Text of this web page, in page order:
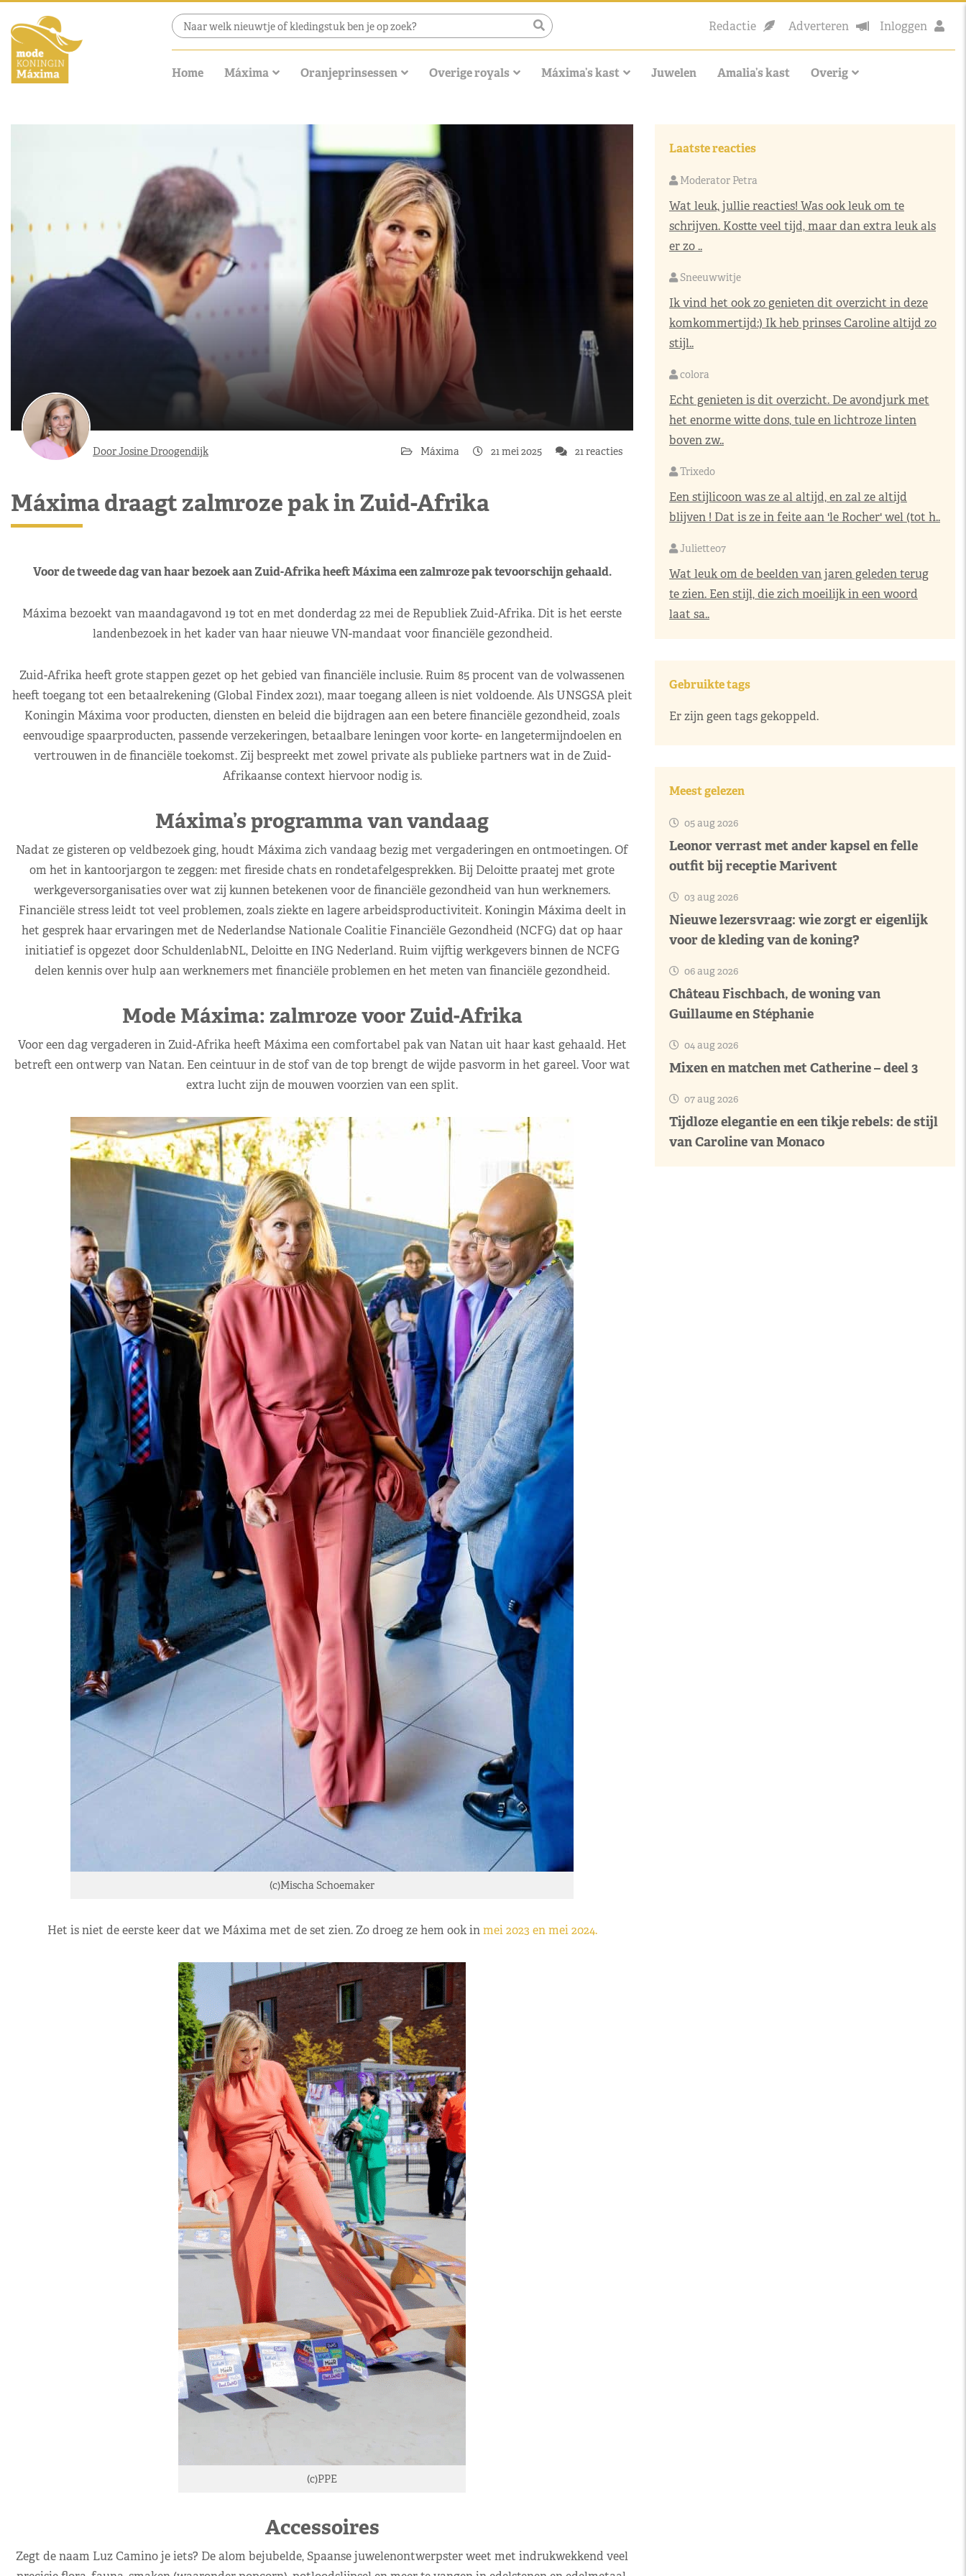
Redactie Adverteren Inloggen
Home Máxima Oranjeprinsessen Overige royals Máxima’s kast Juwelen Amalia’s kast Overig
Door Josine Droogendijk Máxima 21 mei 2025 21 reacties
Máxima draagt zalmroze pak in Zuid-Afrika
Voor de tweede dag van haar bezoek aan Zuid-Afrika heeft Máxima een zalmroze pak tevoorschijn gehaald.
Máxima bezoekt van maandagavond 19 tot en met donderdag 22 mei de Republiek Zuid-Afrika. Dit is het eerste
landenbezoek in het kader van haar nieuwe VN-mandaat voor financiële gezondheid.
Zuid-Afrika heeft grote stappen gezet op het gebied van financiële inclusie. Ruim 85 procent van de volwassenen
heeft toegang tot een betaalrekening (Global Findex 2021), maar toegang alleen is niet voldoende. Als UNSGSA pleit
Koningin Máxima voor producten, diensten en beleid die bijdragen aan een betere financiële gezondheid, zoals
eenvoudige spaarproducten, passende verzekeringen, betaalbare leningen voor korte- en langetermijndoelen en
vertrouwen in de financiële toekomst. Zij bespreekt met zowel private als publieke partners wat in de Zuid-
Afrikaanse context hiervoor nodig is.
Máxima’s programma van vandaag
Nadat ze gisteren op veldbezoek ging, houdt Máxima zich vandaag bezig met vergaderingen en ontmoetingen. Of
om het in kantoorjargon te zeggen: met fireside chats en rondetafelgesprekken. Bij Deloitte praatej met grote
werkgeversorganisaties over wat zij kunnen betekenen voor de financiële gezondheid van hun werknemers.
Financiële stress leidt tot veel problemen, zoals ziekte en lagere arbeidsproductiviteit. Koningin Máxima deelt in
het gesprek haar ervaringen met de Nederlandse Nationale Coalitie Financiële Gezondheid (NCFG) dat op haar
initiatief is opgezet door SchuldenlabNL, Deloitte en ING Nederland. Ruim vijftig werkgevers binnen de NCFG
delen kennis over hulp aan werknemers met financiële problemen en het meten van financiële gezondheid.
Mode Máxima: zalmroze voor Zuid-Afrika
Voor een dag vergaderen in Zuid-Afrika heeft Máxima een comfortabel pak van Natan uit haar kast gehaald. Het
betreft een ontwerp van Natan. Een ceintuur in de stof van de top brengt de wijde pasvorm in het gareel. Voor wat
extra lucht zijn de mouwen voorzien van een split.
(c)Mischa Schoemaker
Het is niet de eerste keer dat we Máxima met de set zien. Zo droeg ze hem ook inmei 2023 en mei 2024.
(c)PPE
Accessoires
Zegt de naam Luz Camino je iets? De alom bejubelde, Spaanse juwelenontwerpster weet met indrukwekkend veel
Laatste reacties
Moderator Petra
Wat leuk, jullie reacties! Was ook leuk om te
schrijven. Kostte veel tijd, maar dan extra leuk als
er zo ..
Sneeuwwitje
Ik vind het ook zo genieten dit overzicht in deze
komkommertijd:) Ik heb prinses Caroline altijd zo
stijl..
colora
Echt genieten is dit overzicht. De avondjurk met
het enorme witte dons, tule en lichtroze linten
boven zw..
Trixedo
Een stijlicoon was ze al altijd, en zal ze altijd
blijven ! Dat is ze in feite aan 'le Rocher' wel (tot h..
Juliette07
Wat leuk om de beelden van jaren geleden terug
te zien. Een stijl, die zich moeilijk in een woord
laat sa..
Gebruikte tags
Er zijn geen tags gekoppeld.
Meest gelezen
05 aug 2026
Leonor verrast met ander kapsel en felle
outfit bij receptie Marivent
03 aug 2026
Nieuwe lezersvraag: wie zorgt er eigenlijk
voor de kleding van de koning?
06 aug 2026
Château Fischbach, de woning van
Guillaume en Stéphanie
04 aug 2026
Mixen en matchen met Catherine – deel 3
07 aug 2026
Tijdloze elegantie en een tikje rebels: de stijl
van Caroline van Monaco